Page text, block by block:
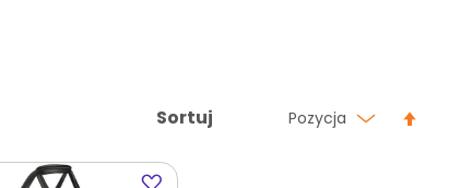
Sortuj Pozycja
Dodaj